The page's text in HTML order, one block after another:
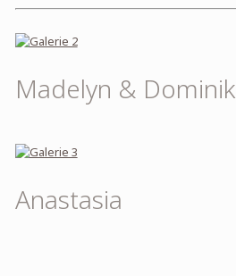
Madelyn & Dominik
Anastasia